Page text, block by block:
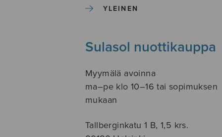
YLEINEN
Sulasol nuottikauppa
Myymälä avoinna
ma–pe klo 10–16 tai sopimuksen
mukaan
Tallberginkatu 1 B, 1,5 krs.